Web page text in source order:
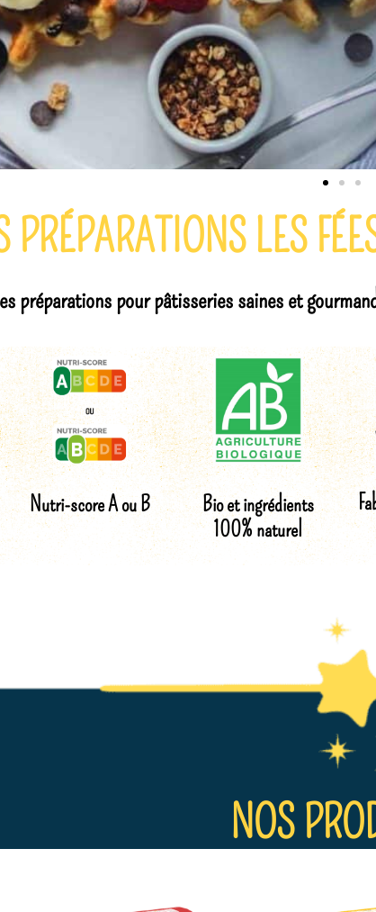
PRÉPARATIONS LES
préparations pour pâtisseries saines et
Nutri-score A ou B
Bio et ingrédients
100% naturel
NOS